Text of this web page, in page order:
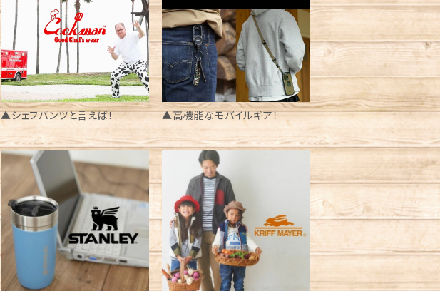
▲シェフパンツと言えば！ ▲高機能なモバイルギア！